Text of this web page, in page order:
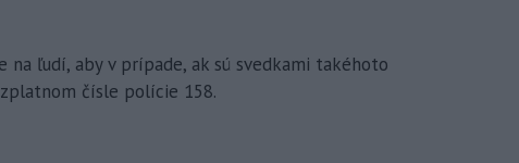
ľudí, aby v prípade, ak sú svedkami takéhoto
čísle polície 158.